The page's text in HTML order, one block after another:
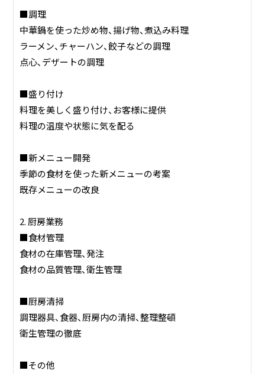
■調理
中華鍋を使った炒め物、揚げ物、煮込み料理
ラーメン、チャーハン、餃子などの調理
点心、デザートの調理
■盛り付け
料理を美しく盛り付け、お客様に提供
料理の温度や状態に気を配る
■新メニュー開発
季節の食材を使った新メニューの考案
既存メニューの改良
2. 厨房業務
■食材管理
食材の在庫管理、発注
食材の品質管理、衛生管理
■厨房清掃
調理器具、食器、厨房内の清掃、整理整頓
衛生管理の徹底
■その他